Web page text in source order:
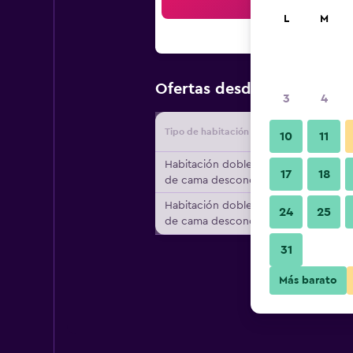
Ofertas desde Oferta
Tipo de habitación
Habitación doble, tipo
de cama desconocido
Habitación doble, tipo
de cama desconocido
L M
3 4
10 11
17 18
24 25
31
Más barato